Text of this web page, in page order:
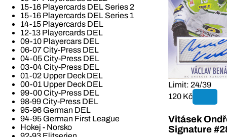
15-16 Playercards DEL Series 2
15-16 Playercards DEL Series 1
14-15 Playercards DEL
12-13 Playercards DEL
09-10 Playercars DEL
06-07 City-Press DEL
04-05 City-Press DEL
03-04 City-Press DEL
01-02 Upper Deck DEL
00-01 Upper Deck DEL
99-00 City-Press DEL
98-99 City-Press DEL
95-96 German DEL
94-95 German First League
Hokej - Norsko
Limit: 24/39
120 Kč
Vitásek
Signature